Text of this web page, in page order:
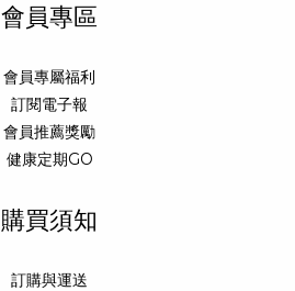
會員專區
會員專屬福利
訂閱電子報
會員推薦獎勵
健康定期GO
購買須知
訂購與運送